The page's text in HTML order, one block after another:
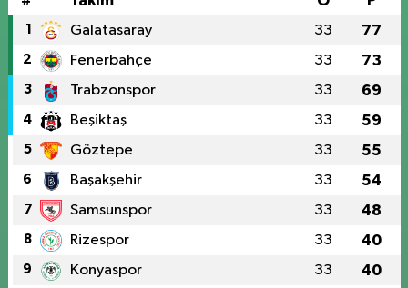
1 Galatasaray 33 77
2 Fenerbahçe 33 73
3 Trabzonspor 33 69
4 Beşiktaş 33 59
5 Göztepe 33 55
6 Başakşehir 33 54
7 Samsunspor 33 48
8 Rizespor 33 40
9 Konyaspor 33 40